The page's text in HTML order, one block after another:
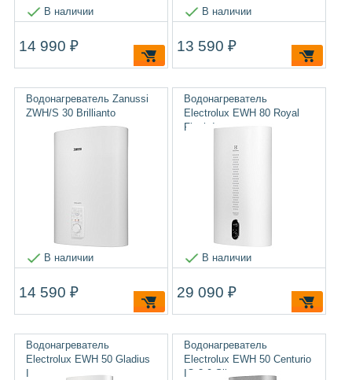
В наличии
14 990 ₽
В наличии
13 590 ₽
Водонагреватель Zanussi
ZWH/S 30 Brillianto
В наличии
14 590 ₽
Водонагреватель
Electrolux EWH 80 Royal
Flash Inverter
В наличии
29 090 ₽
Водонагреватель
Electrolux EWH 50 Gladius
Водонагреватель
Electrolux EWH 50 Centurio
IQ 3.0 Silver